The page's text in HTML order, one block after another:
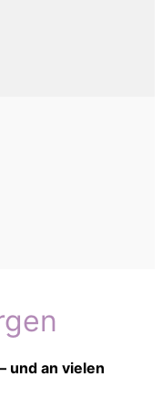
und an vielen